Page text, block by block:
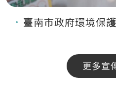
臺南市政府環境保
更多宣